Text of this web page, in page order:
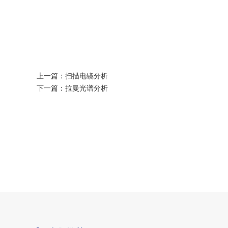
上一篇： 扫描电镜分析
下一篇： 拉曼光谱分析